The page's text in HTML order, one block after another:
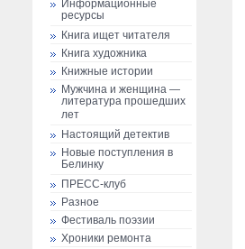
Информационные
ресурсы
Книга ищет читателя
Книга художника
Книжные истории
Мужчина и женщина —
литература прошедших
лет
Настоящий детектив
Новые поступления в
Белинку
ПРЕСС-клуб
Разное
Фестиваль поэзии
Хроники ремонта